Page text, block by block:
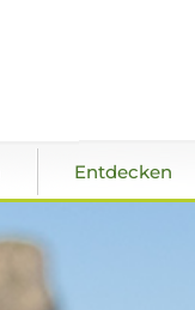
Entdecken